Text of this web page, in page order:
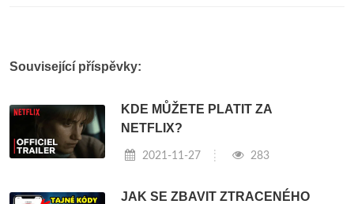
Související příspěvky:
KDE MŮŽETE PLATIT ZA
NETFLIX?
2021-11-27 283
JAK SE ZBAVIT ZTRACENÉHO